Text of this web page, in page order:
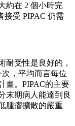
約在 2 個小時完
接受 PIPAC 仍需
耐受性是良好的，
，平均而言每位
畫。PIPAC的主要
末期病人能達到良
腫瘤擴散的嚴重